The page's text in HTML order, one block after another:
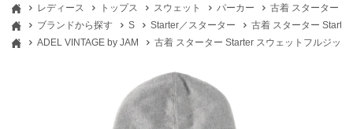
レディース
トップス スウェット パーカー
古着 スターター
ブランドから探す
S Starter／スターター
古着 スターター
ADEL VINTAGE by JAM
古着 スターター Starter スウェットフルジッ